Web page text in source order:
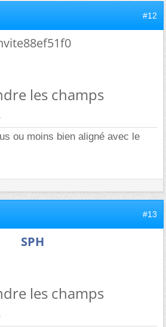
#12
les champs
ou moins bien aligné avec le
#13
SPH
les champs